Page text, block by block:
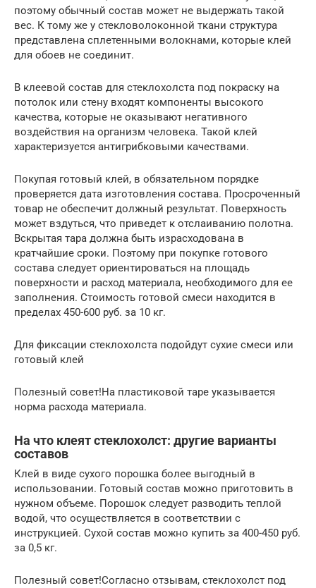
поэтому обычный состав может не выдержать такой
вес. К тому же у стекловолоконной ткани структура
представлена сплетенными волокнами, которые клей
для обоев не соединит.
В клеевой состав для стеклохолста под покраску на
потолок или стену входят компоненты высокого
качества, которые не оказывают негативного
воздействия на организм человека. Такой клей
характеризуется антигрибковыми качествами.
Покупая готовый клей, в обязательном порядке
проверяется дата изготовления состава. Просроченный
товар не обеспечит должный результат. Поверхность
может вздуться, что приведет к отслаиванию полотна.
Вскрытая тара должна быть израсходована в
кратчайшие сроки. Поэтому при покупке готового
состава следует ориентироваться на площадь
поверхности и расход материала, необходимого для ее
заполнения. Стоимость готовой смеси находится в
пределах 450-600 руб. за 10 кг.
Для фиксации стеклохолста подойдут сухие смеси или
готовый клей
Полезный совет!На пластиковой таре указывается
норма расхода материала.
На что клеят стеклохолст: другие варианты
составов
Клей в виде сухого порошка более выгодный в
использовании. Готовый состав можно приготовить в
нужном объеме. Порошок следует разводить теплой
водой, что осуществляется в соответствии с
инструкцией. Сухой состав можно купить за 400-450 руб.
за 0,5 кг.
Полезный совет!Согласно отзывам, стеклохолст под